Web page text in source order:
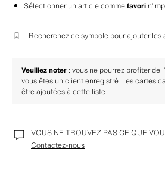
Sélectionner un article comme favori
Recherchez ce symbole pour ajouter les
Veuillez noter : vous ne pourrez profiter de
vous êtes un client enregistré. Les cartes
être ajoutées à cette liste.
VOUS NE TROUVEZ PAS CE QUE
Contactez-nous